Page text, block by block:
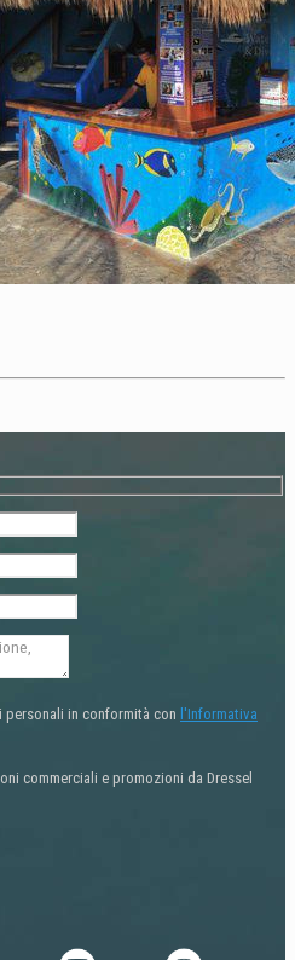
in conformità con l'Informativa
commerciali e promozioni da Dressel